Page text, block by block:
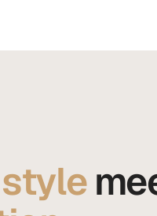
style